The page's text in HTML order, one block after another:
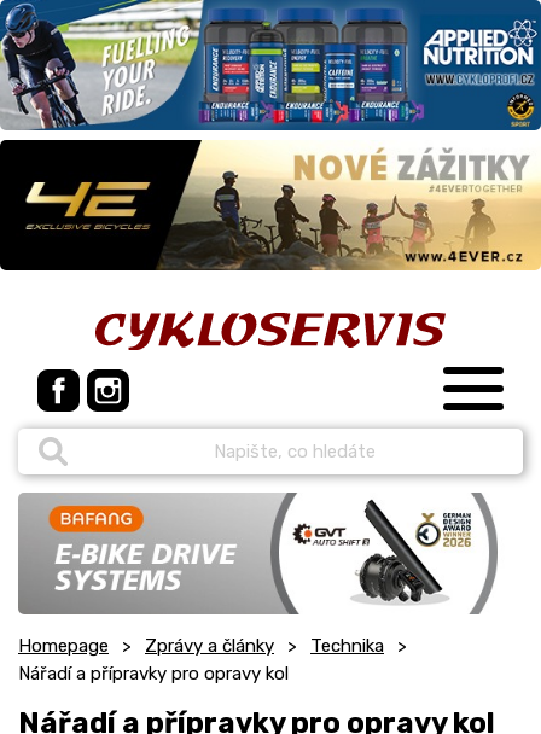
Homepage Zprávy a články
Technika
Nářadí a přípravky pro opravy kol
Nářadí a přípravky pro opravy kol